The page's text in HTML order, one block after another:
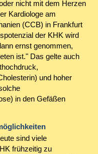
nicht mit dem Herzen
Kardiologe am
(CCB) in Frankfurt
der KHK wird
ernst genommen,
ist." Das gelte auch
und hoher
in den Gefäßen
sind viele
frühzeitig zu